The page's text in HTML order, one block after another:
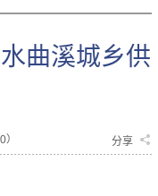
曲溪城乡供
0） 分享